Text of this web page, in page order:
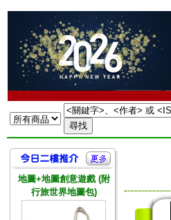
地圖+地圖創意遊戲 (附
行旅世界地圖包)